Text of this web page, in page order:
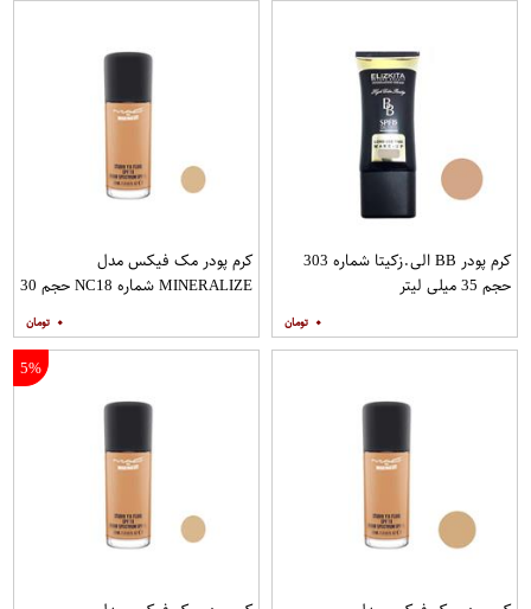
کرم پودر BB الی.زکیتا شماره 303
حجم 35 میلی لیتر
۰
کرم پودر مک فیکس مدل
MINERALIZE شماره NC18 حجم 30
۰
5%